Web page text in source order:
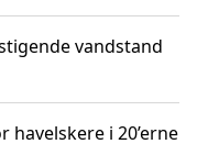
vandstand
i 20’erne